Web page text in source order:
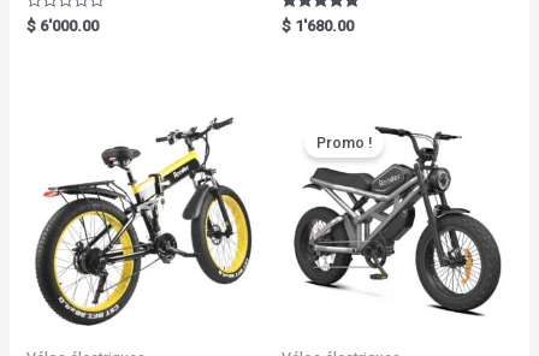
R
a
$ 6'000.00
Rated
5.00
$ 1'680.00
Promo !